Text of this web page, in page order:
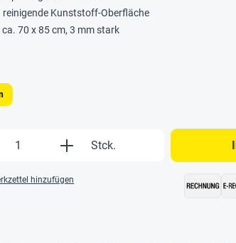
reinigende Kunststoff-Oberfläche
ca. 70 x 85 cm, 3 mm stark
Anzahl: Gib den
Stck.
hinzufügen